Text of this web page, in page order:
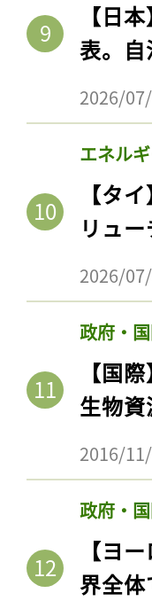
【日
表。
2026/
エネル
【タ
リュ
2026/
政府・
【国
生物
2016/
政府・
【ヨ
界全